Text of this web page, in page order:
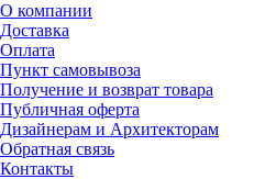
О компании
Доставка
Оплата
Пункт самовывоза
Получение и возврат товара
Публичная оферта
Дизайнерам и Архитекторам
Обратная связь
Контакты